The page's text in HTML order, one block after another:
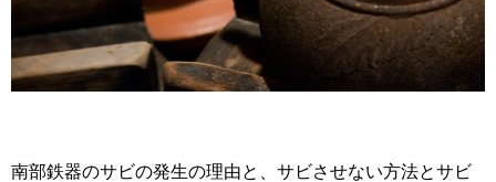
南部鉄器のサビの発生の理由と、サビさせない方法とサビ